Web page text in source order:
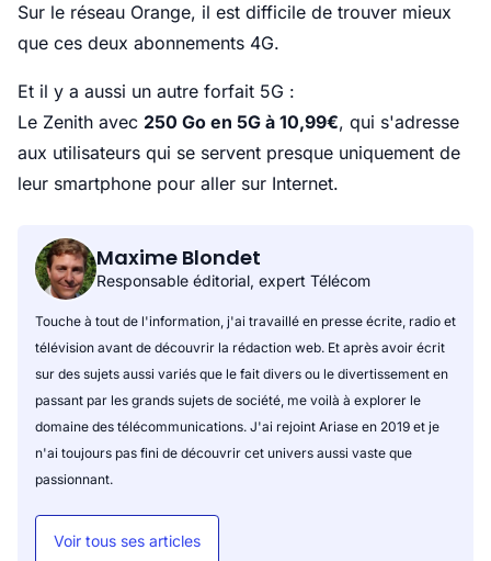
Sur le réseau Orange, il est difficile de trouver mieux
que ces deux abonnements 4G.
Et il y a aussi un autre forfait 5G :
Le Zenith avec 250 Go en 5G à 10,99€, qui s'adresse
aux utilisateurs qui se servent presque uniquement de
leur smartphone pour aller sur Internet.
Maxime Blondet
Responsable éditorial, expert Télécom
Touche à tout de l'information, j'ai travaillé en presse écrite, radio et
télévision avant de découvrir la rédaction web. Et après avoir écrit
sur des sujets aussi variés que le fait divers ou le divertissement en
passant par les grands sujets de société, me voilà à explorer le
domaine des télécommunications. J'ai rejoint Ariase en 2019 et je
n'ai toujours pas fini de découvrir cet univers aussi vaste que
passionnant.
Voir tous ses articles